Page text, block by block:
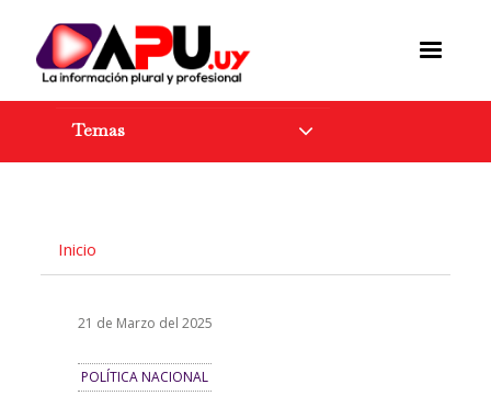
Temas
Inicio
21 de Marzo del 2025
POLÍTICA NACIONAL